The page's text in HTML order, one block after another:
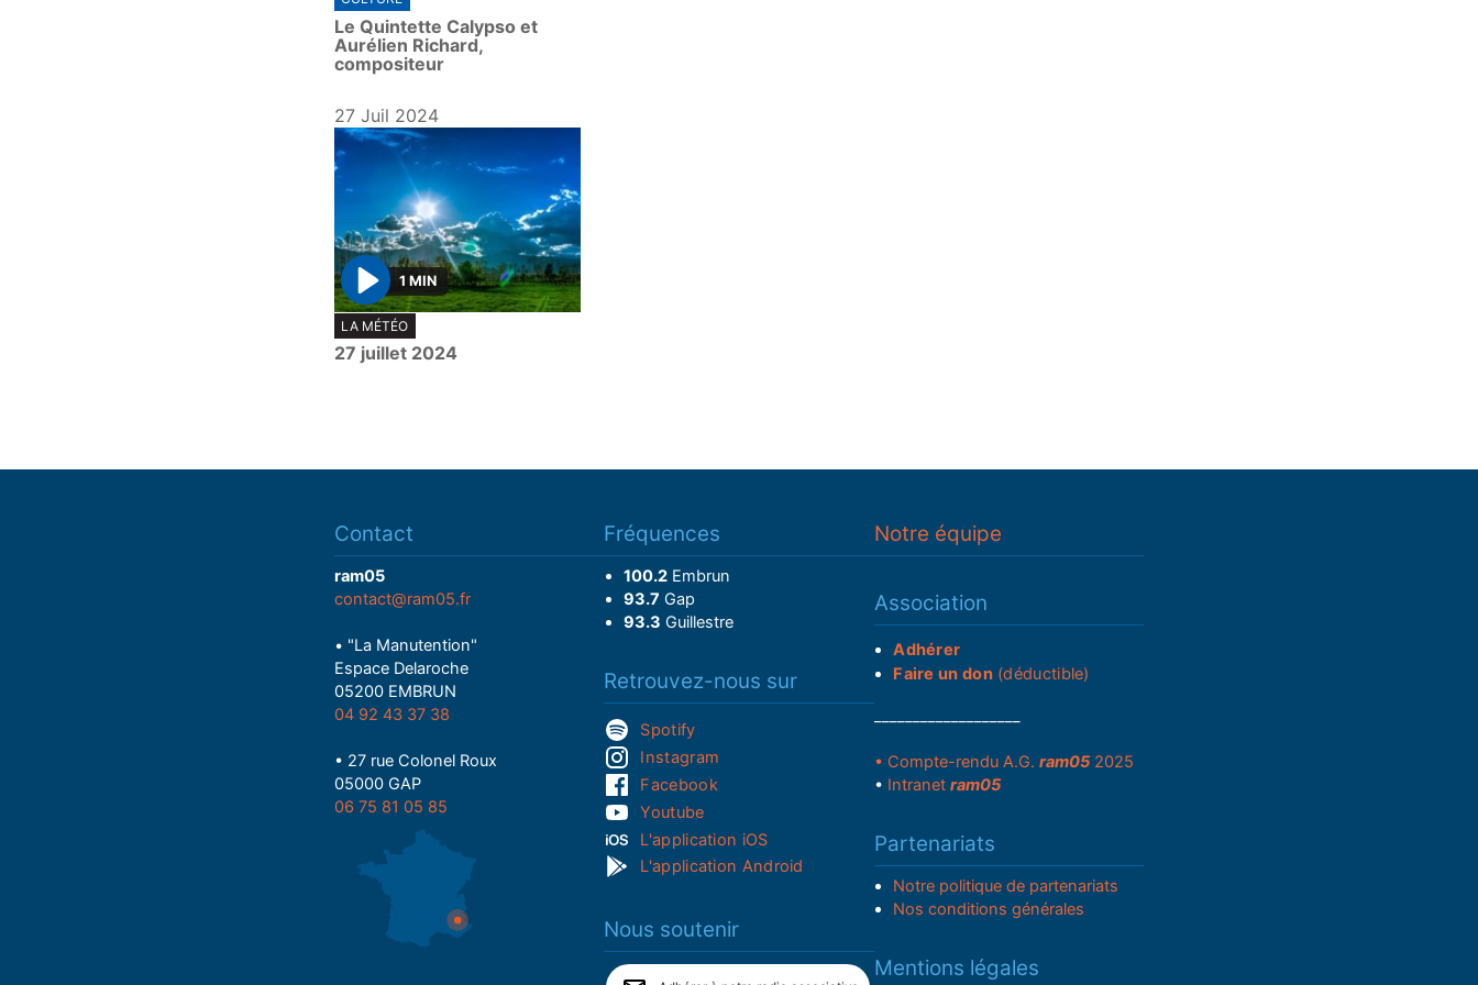
Le Quintette Calypso et
Aurélien Richard,
compositeur
27 Juil 2024
P
l
a
1 MIN
LA MÉTÉO
27 juillet 2024
Contact
ram05
contact@ram05.fr
• "La Manutention"
Espace Delaroche
05200 EMBRUN
04 92 43 37 38
• 27 rue Colonel Roux
05000 GAP
06 75 81 05 85
Fréquences
100.2Embrun
93.7 Gap
93.3 Guillestre
Retrouvez-nous sur
Spotify
Instagram
Facebook
Youtube
L'application iOS
L'application Android
Nous soutenir
Notre équipe
Association
Adhérer
Faire un don(déductible)
• Compte-rendu A.G. ram052025
• Intranet ram05
Partenariats
Notre politique de partenariats
Nos conditions générales
Mentions légales